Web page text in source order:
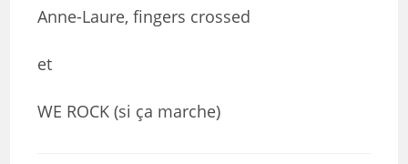
Anne-Laure, fingers crossed
et
WE ROCK (si ça marche)